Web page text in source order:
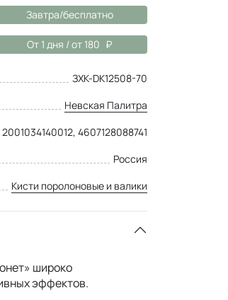
Завтра/бесплатно
От 1 дня / от 180
ЗХК-DK12508-70
Невская Палитра
2001034140012, 4607128088741
Россия
Кисти поролоновые и валики
широко
эффектов.